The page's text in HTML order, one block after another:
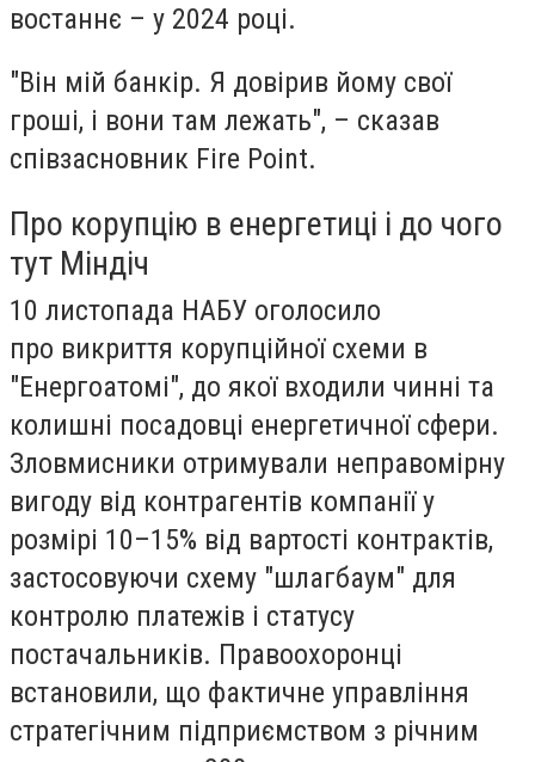
востаннє – у 2024 році.
"Він мій банкір. Я довірив йому свої
гроші, і вони там лежать", – сказав
співзасновник Fire Point.
Про корупцію в енергетиці і до чого
тут Міндіч
10 листопада НАБУ оголосило
про викриття корупційної схеми в
"Енергоатомі", до якої входили чинні та
колишні посадовці енергетичної сфери.
Зловмисники отримували неправомірну
вигоду від контрагентів компанії у
розмірі 10–15% від вартості контрактів,
застосовуючи схему "шлагбаум" для
контролю платежів і статусу
постачальників. Правоохоронці
встановили, що фактичне управління
стратегічним підприємством з річним